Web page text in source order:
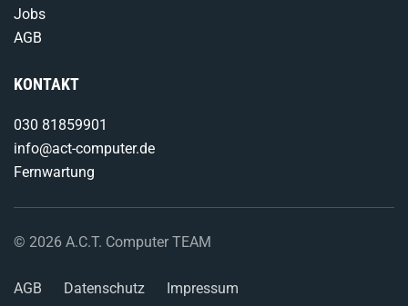
Jobs
AGB
KONTAKT
030 81859901
info@act-computer.de
Fernwartung
© 2026 A.C.T. Computer TEAM
AGB Datenschutz Impressum